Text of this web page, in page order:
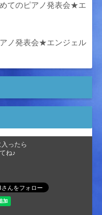
てのピアノ発表会★エ
ノ発表会★エンジェル
ったら
ね♪